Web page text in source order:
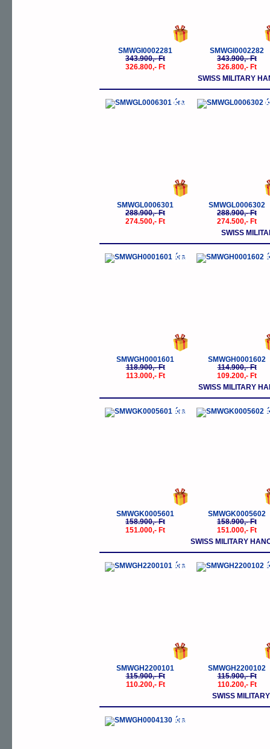
SMWGI0002281
343.900,- Ft
326.800,- Ft
SMWGI0002282
343.900,- Ft
326.800,- Ft
SWISS MILITARY
-5%
SMWGL0006301
288.900,- Ft
274.500,- Ft
-
SMWGL0006302
288.900,- Ft
274.500,- Ft
SWISS
-5%
SMWGH0001601
118.900,- Ft
113.000,- Ft
-
SMWGH0001602
114.900,- Ft
109.200,- Ft
SWISS MILITARY
-5%
SMWGK0005601
158.900,- Ft
151.000,- Ft
-
SMWGK0005602
158.900,- Ft
151.000,- Ft
SWISS MILITARY
-5%
SMWGH2200101
115.900,- Ft
110.200,- Ft
-
SMWGH2200102
115.900,- Ft
110.200,- Ft
SWISS
-5%